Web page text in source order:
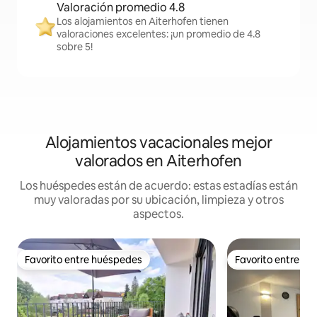
Valoración promedio 4.8
Los alojamientos en Aiterhofen tienen
valoraciones excelentes: ¡un promedio de 4.8
sobre 5!
Alojamientos vacacionales mejor
valorados en Aiterhofen
Los huéspedes están de acuerdo: estas estadías están
muy valoradas por su ubicación, limpieza y otros
aspectos.
Favorito entre huéspedes
Favorito entre huéspedes Favorito entre
Favorito entre